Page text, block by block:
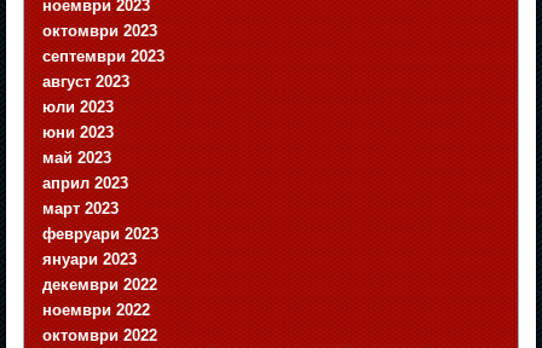
ноември 2023
октомври 2023
септември 2023
август 2023
юли 2023
юни 2023
май 2023
април 2023
март 2023
февруари 2023
януари 2023
декември 2022
ноември 2022
октомври 2022